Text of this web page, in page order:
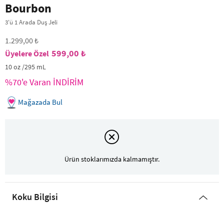
Bourbon
3'ü 1 Arada Duş Jeli
1.299,00 ₺
599,00 ₺
10 oz /295 mL
%70'e Varan İNDİRİM
Mağazada Bul
Ürün stoklarımızda kalmamıştır.
Koku Bilgisi